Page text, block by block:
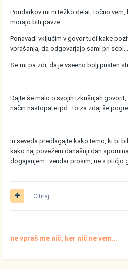
Poudarkov mi ni težko delat, točno
morajo biti pavze.
Ponavadi vključim v govor tudi kake
vprašanja, da odgovarjajo sami pri sebi...
Se mi pa zdi, da je vseeno bolj pristen
Dajte še malo o svojih izkušnjah
način nastopate ipd...to za zdaj še
In seveda predlagajte kako temo, ki bi
kako naj povežem današnji dan
dogajanjem...vendar prosim, ne s ptičjo
Citiraj
ne vpraš me nič, ker nič ne vem...